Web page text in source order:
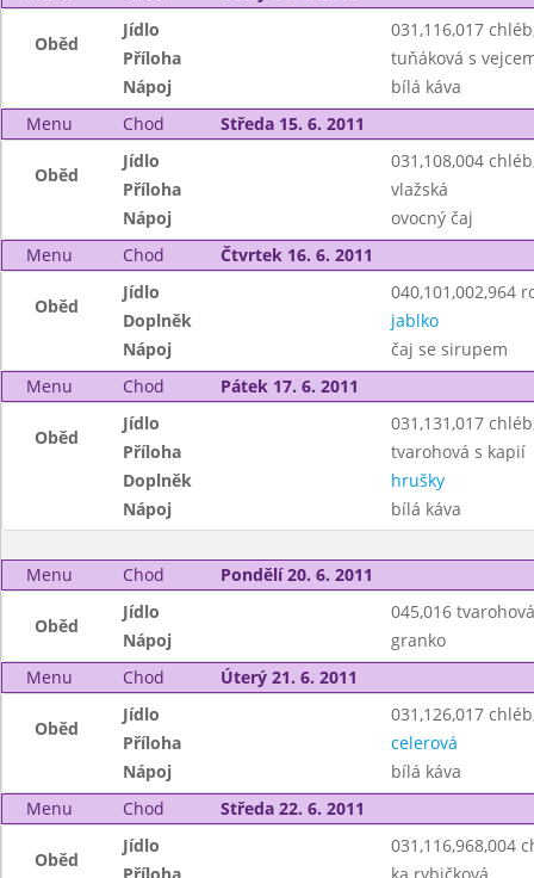
Oběd
Jídlo
031,116,017
Příloha
tuňáková s
Nápoj
bílá káva
Menu
Chod Středa 15. 6. 2011
Oběd
Jídlo
031,108,004
Příloha
vlažská
Nápoj
ovocný čaj
Menu
Chod Čtvrtek 16. 6. 2011
Oběd
Jídlo
040,101,002,964
Doplněk
jablko
Nápoj
čaj se sirupem
Menu
Chod Pátek 17. 6. 2011
Oběd
Jídlo
031,131,017
Příloha
tvarohová s kapií
Doplněk
hrušky
Nápoj
bílá káva
Menu Chod Pondělí 20. 6. 2011
Oběd
Jídlo
045,016
Nápoj
granko
Menu
Chod Úterý 21. 6. 2011
Oběd
Jídlo
031,126,017
Příloha
celerová
Nápoj
bílá káva
Menu
Chod Středa 22. 6. 2011
Oběd
Jídlo
031,116,968,004